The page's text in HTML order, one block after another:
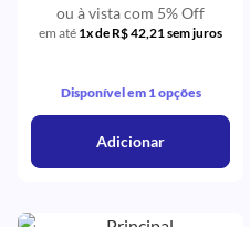
ou à vista com 5% Off
em até 1x de R$ 42,21 sem juros
Disponível em 1 opções
Adicionar